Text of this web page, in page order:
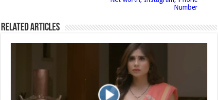
Number
Related Articles